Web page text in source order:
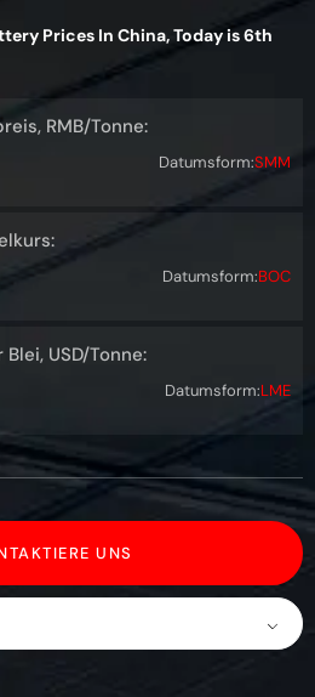
Prices In China, Today is 6th
RMB/Tonne:
Datumsform:SMM
Datumsform:BOC
USD/Tonne:
Datumsform:LME
UNS